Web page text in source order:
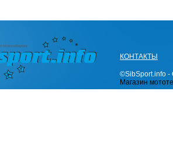
КОНТАКТЫ
©SibSport.info -
Магазин